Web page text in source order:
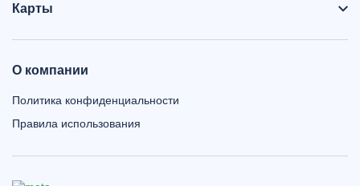
Карты
О компании
Политика конфиденциальности
Правила использования